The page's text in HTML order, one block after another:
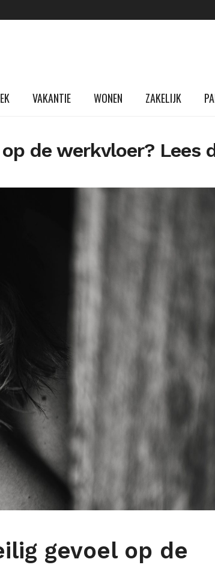
VAKANTIE WONEN ZAKELIJK
de werkvloer? Lees
gevoel op de